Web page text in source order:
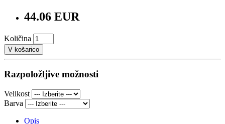
44.06 EUR
Količina
V košarico
Razpoložljive možnosti
Velikost
Barva
Opis